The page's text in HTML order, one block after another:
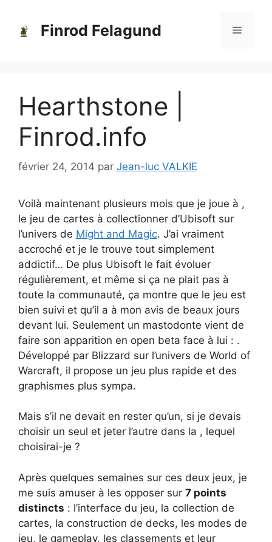
contenu
Finrod Felagund Menu
Hearthstone |
Finrod.info
février 24, 2014 par Jean-luc VALKIE
Voilà maintenant plusieurs mois que je joue à ,
le jeu de cartes à collectionner d’Ubisoft sur
l’univers de Might and Magic. J’ai vraiment
accroché et je le trouve tout simplement
addictif… De plus Ubisoft le fait évoluer
régulièrement, et même si ça ne plait pas à
toute la communauté, ça montre que le jeu est
bien suivi et qu’il a à mon avis de beaux jours
devant lui. Seulement un mastodonte vient de
faire son apparition en open beta face à lui : .
Développé par Blizzard sur l’univers de World of
Warcraft, il propose un jeu plus rapide et des
graphismes plus sympa.
Mais s’il ne devait en rester qu’un, si je devais
choisir un seul et jeter l’autre dans la , lequel
choisirai-je ?
Après quelques semaines sur ces deux jeux, je
me suis amuser à les opposer sur 7 points
distincts : l’interface du jeu, la collection de
cartes, la construction de decks, les modes de
jeu, le gameplay, les classements et leur